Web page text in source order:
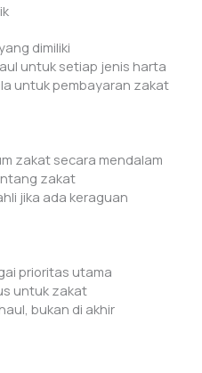
dimiliki
untuk setiap jenis harta
untuk pembayaran zakat
zakat secara mendalam
zakat
jika ada keraguan
prioritas utama
untuk zakat
bukan di akhir